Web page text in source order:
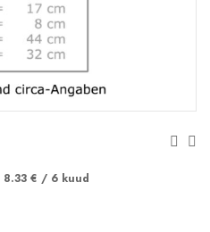
8.33 € / 6 kuud